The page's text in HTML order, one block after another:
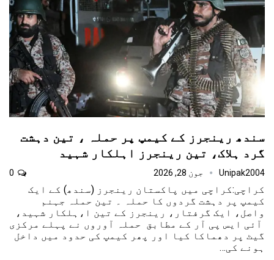
سندھ رینجرز کے کیمپ پر حملہ ، تین دہشت
گرد ہلاک، تین رینجرز اہلکار شہید
Unipak2004 جون 28, 2026
کراچی:کراچی میں پاکستان رینجرز (سندھ) کے ایک
کیمپ پر دہشت گردوں کا حملہ ۔ تین حملہ جہنم
واصل، ایک گرفتار، رینجرز کے تین ا،ہلکار شہید،
آئی ایس پی آر کے مطابق حملہ آوروں نے پہلے مرکزی
گیٹ پر دھماکا کیا اور پھر کیمپ کی حدود میں داخل
ہونے کی…